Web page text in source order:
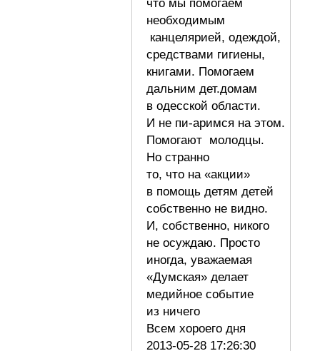
что мы помогаем
необходимым
канцелярией, одеждой,
средствами гигиены,
книгами. Помогаем
дальним дет.домам
в одесской области.
И не пи-аримся на этом.
Помогают молодцы.
Но странно
то, что на «акции»
в помощь детям детей
собственно не видно.
И, собственно, никого
не осуждаю. Просто
иногда, уважаемая
«Думская» делает
медийное событие
из ничего
Всем хороего дня
2013-05-28 17:26:30